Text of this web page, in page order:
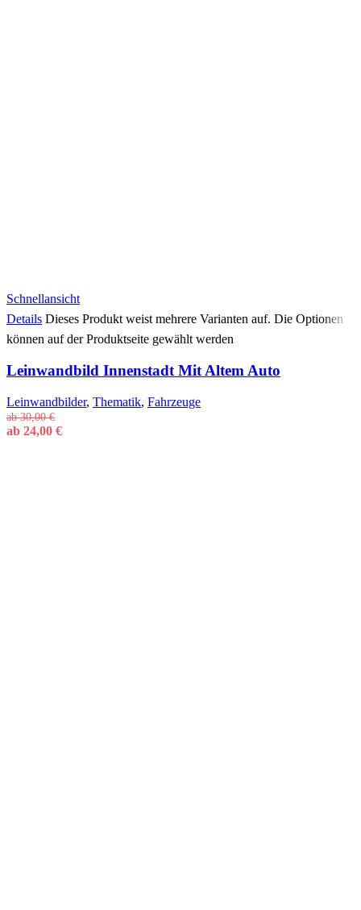
Schnellansicht
Details Dieses Produkt weist mehrere Varianten auf. Die Optionen
können auf der Produktseite gewählt werden
Leinwandbild Innenstadt Mit Altem Auto
Leinwandbilder, Thematik, Fahrzeuge
ab30,00€
ab 24,00 €